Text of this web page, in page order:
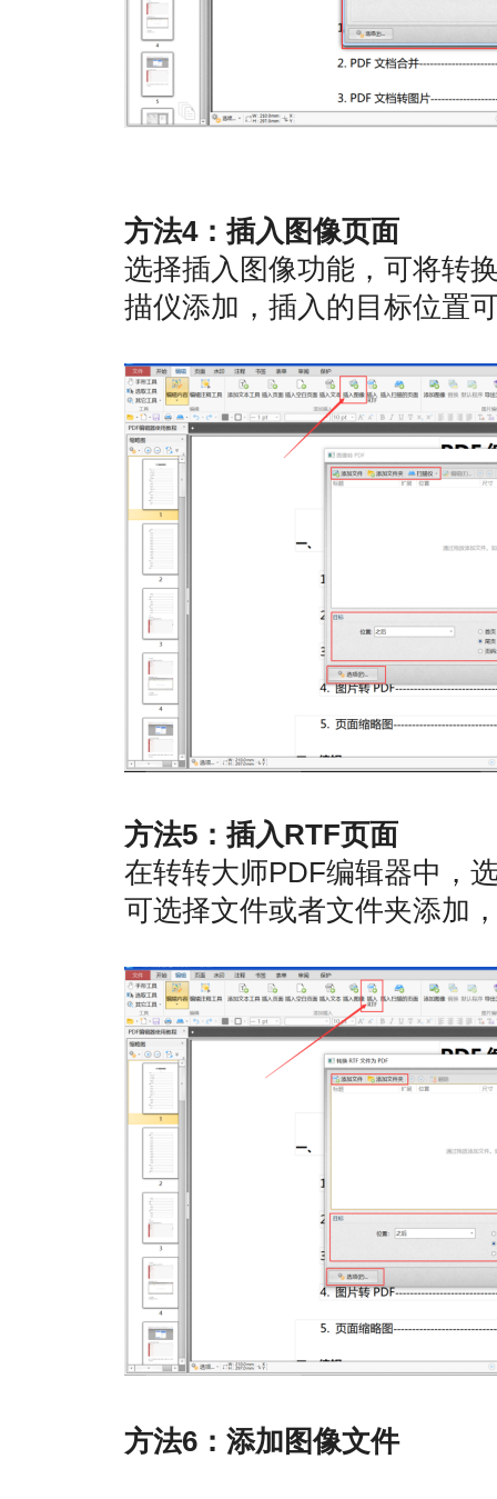
方法4：插入图像页面
选择插入图像功能，可将转
描仪添加，插入的目标位置
方法5：插入RTF页面
在转转大师PDF编辑器中，
可选择文件或者文件夹添加
方法6：添加图像文件